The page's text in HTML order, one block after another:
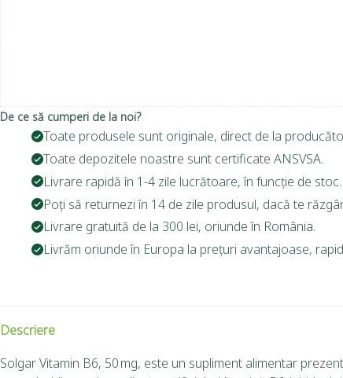
De ce să cumperi de la noi?
Toate produsele sunt originale, direct de la
Toate depozitele noastre sunt certificate ANSVSA.
Livrare rapidă în 1-4 zile lucrătoare, în funcție de stoc.
Poți să returnezi în 14 de zile produsul, dacă te
Livrare gratuită de la 300 lei, oriunde în România.
Livrăm oriunde în Europa la prețuri avantajoase,
Descriere
Solgar Vitamin B6, 50 mg, este un supliment alimentar